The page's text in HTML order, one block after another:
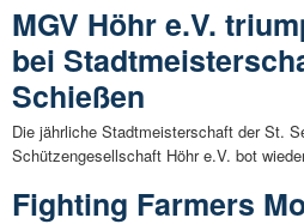
MGV Höhr e.V.
bei
Schießen
Die jährliche Stadtmeisterschaft der St.
Schützengesellschaft Höhr e.V. bot
Fighting Farmers